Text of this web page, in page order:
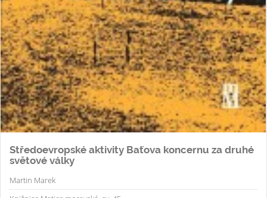
Středoevropské aktivity Baťova koncernu za druhé
světové války
Martin Marek